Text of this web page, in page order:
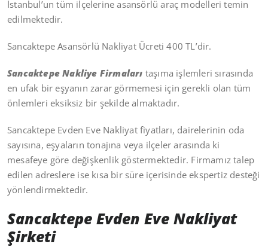
İstanbul’un tüm ilçelerine asansörlü araç modelleri temin
edilmektedir.
Sancaktepe Asansörlü Nakliyat Ücreti 400 TL’dir.
Sancaktepe Nakliye Firmaları taşıma işlemleri sırasında
en ufak bir eşyanın zarar görmemesi için gerekli olan tüm
önlemleri eksiksiz bir şekilde almaktadır.
Sancaktepe Evden Eve Nakliyat fiyatları, dairelerinin oda
sayısına, eşyaların tonajına veya ilçeler arasında ki
mesafeye göre değişkenlik göstermektedir. Firmamız talep
edilen adreslere ise kısa bir süre içerisinde ekspertiz desteği
yönlendirmektedir.
Sancaktepe Evden Eve Nakliyat
Şirketi